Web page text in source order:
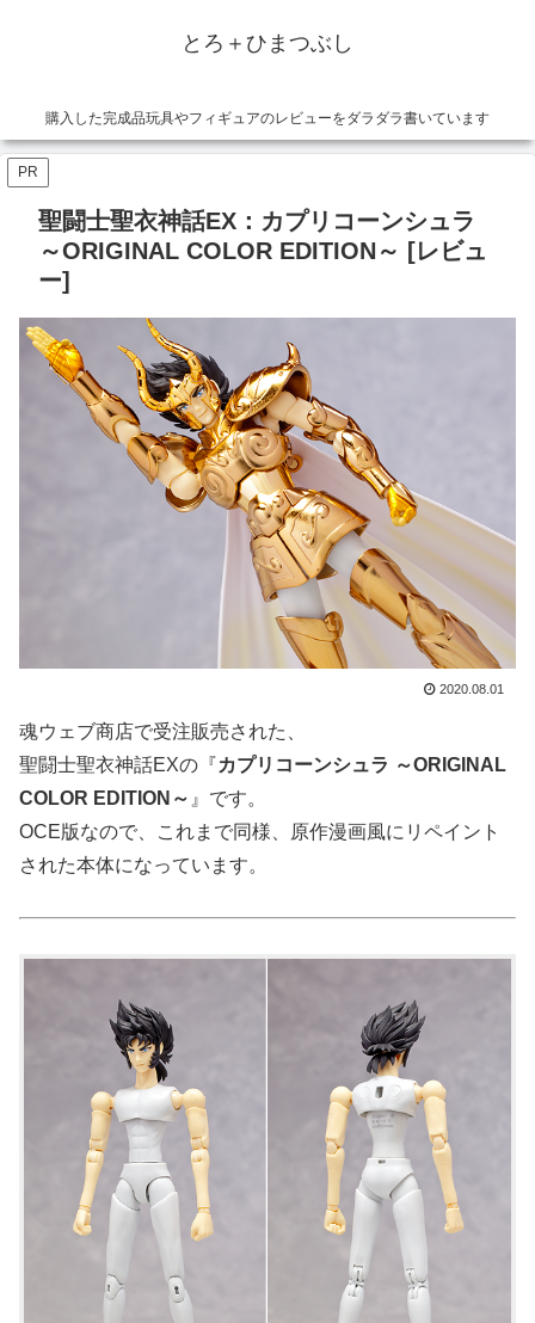
とろ＋ひまつぶし
購入した完成品玩具やフィギュアのレビューをダラダラ書いています
PR
聖闘士聖衣神話EX：カプリコーンシュラ
～ORIGINAL COLOR EDITION～ [レビュ
ー]
2020.08.01
魂ウェブ商店で受注販売された、
聖闘士聖衣神話EXの『カプリコーンシュラ ～ORIGINAL
COLOR EDITION～ 』です。
OCE版なので、これまで同様、原作漫画風にリペイント
された本体になっています。